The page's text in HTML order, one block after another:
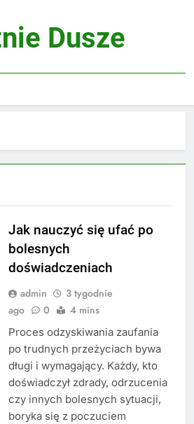
Dusze
Jak nauczyć się ufać po
bolesnych
doświadczeniach
admin
3 tygodnie
ago
0 4 mins
Proces odzyskiwania zaufania
po trudnych przeżyciach bywa
długi i wymagający. Każdy, kto
doświadczył zdrady, odrzucenia
czy innych bolesnych sytuacji,
boryka się z poczuciem